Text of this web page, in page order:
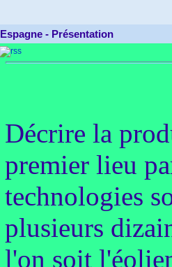
Espagne - Présentation
Décrire la
premier lieu
technologies
plusieurs
l'on soit